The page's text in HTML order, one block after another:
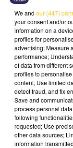
Lecture
19 mai 2025 - 6
L'INFO DU
L'info du Tarn
We and our (447)
your consent and/or
information on a
profiles for
advertising; Measure
performance;
of data from different
profiles to
content; Use limited
detect fraud, and fix
Save and
process personal
following
requested; Use
other data sources;
information